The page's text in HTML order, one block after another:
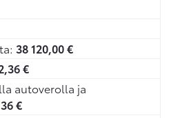
38 120,00€
€
autoverolla ja
€